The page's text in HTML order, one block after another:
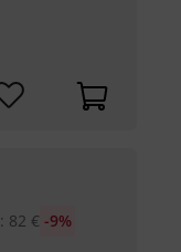
: 82 € -9%